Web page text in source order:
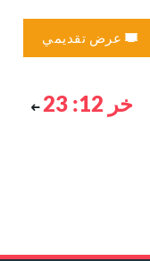
عرض تقديمي
خر 12: 23